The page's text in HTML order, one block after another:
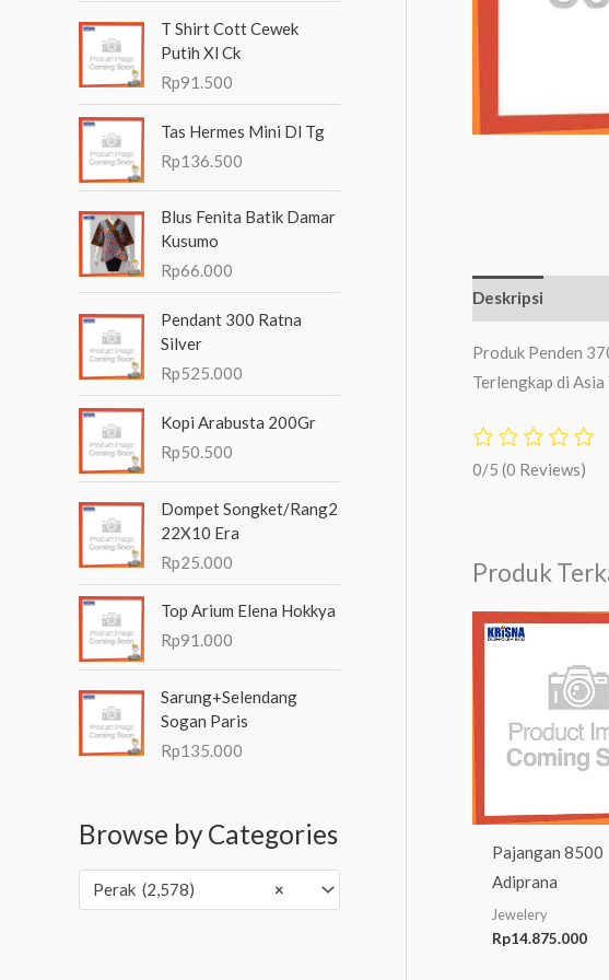
n
u
k
T Shirt Cott Cewek
Putih Xl Ck
Rp91.500
Tas Hermes Mini Dl Tg
Rp136.500
Blus Fenita Batik Damar
Kusumo
Rp66.000
Pendant 300 Ratna
Silver
Rp525.000
Kopi Arabusta 200Gr
Rp50.500
Dompet Songket/Rang2
22X10 Era
Rp25.000
Top Arium Elena Hokkya
Rp91.000
Sarung+Selendang
Sogan Paris
Rp135.000
Browse by Categories
×
Perak (2,578)
Deskripsi
Produk Penden
Terlengkap di
0/5 (0 Reviews)
Produk
Pajangan 8500
Adiprana
Jewelery
Rp14.875.000